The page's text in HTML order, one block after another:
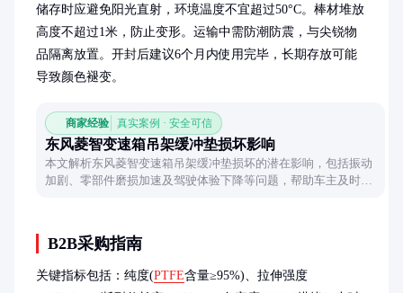
储存时应避免阳光直射，环境温度不宜超过50°C。棒材堆放
高度不超过1米，防止变形。运输中需防潮防震，与尖锐物
品隔离放置。开封后建议6个月内使用完毕，长期存放可能
导致颜色褪变。
商家经验 真实案例 · 安全可信
东风菱智变速箱吊架缓冲垫损坏影响
本文解析东风菱智变速箱吊架缓冲垫损坏的潜在影响，包括振动
加剧、零部件磨损加速及驾驶体验下降等问题，帮助车主及时识
B2B采购指南
关键指标包括：纯度(PTFE含量≥95%)、拉伸强度